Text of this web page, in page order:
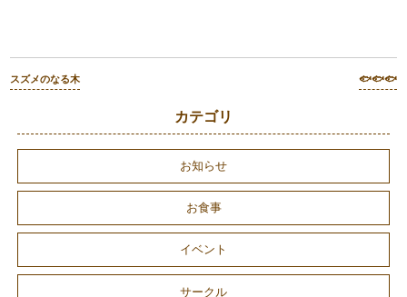
スズメのなる木 🐟🐟🐟
カテゴリ
お知らせ
お食事
イベント
サークル